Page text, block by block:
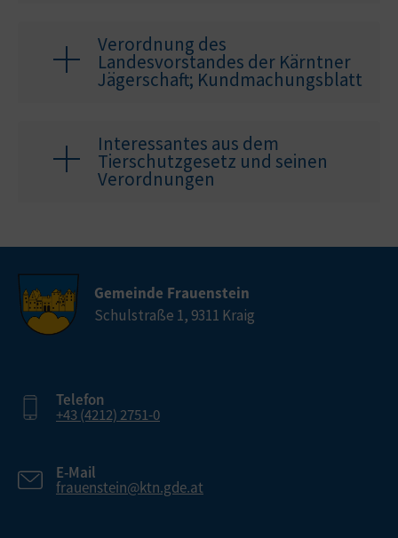
Verordnung des
Landesvorstandes der Kärntner
Jägerschaft; Kundmachungsblatt
Interessantes aus dem
Tierschutzgesetz und seinen
Verordnungen
Gemeinde Frauenstein
Schulstraße 1, 9311 Kraig
Telefon
+43 (4212) 2751-0
E-Mail
frauenstein@ktn.gde.at